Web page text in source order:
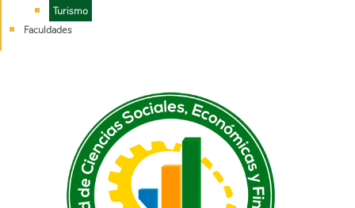
Turismo
Faculdades